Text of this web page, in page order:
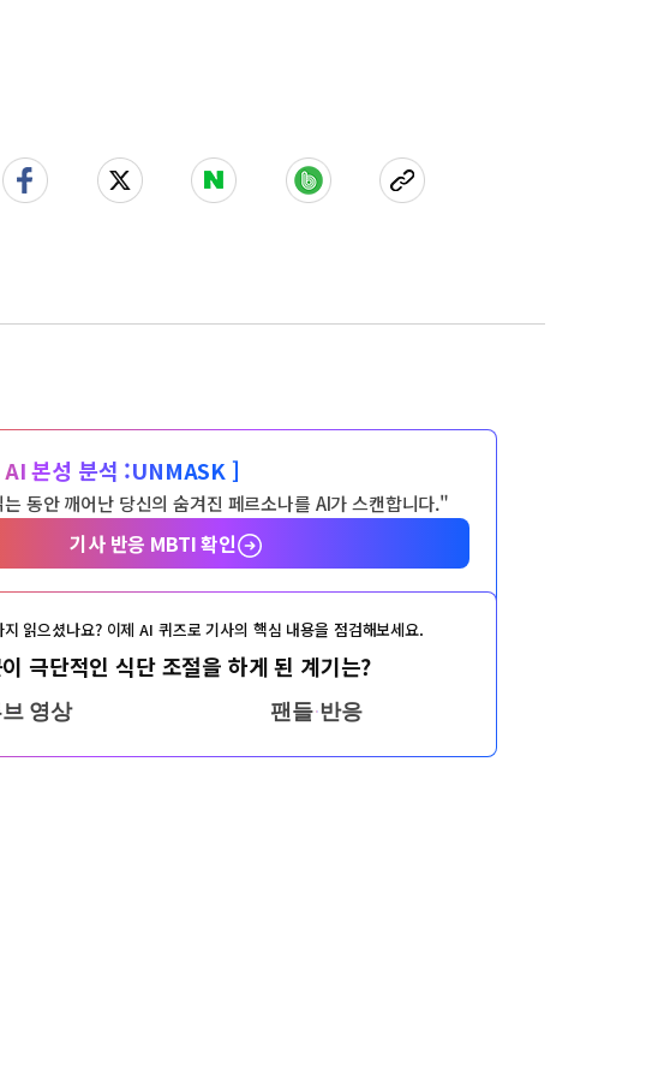
본성 분석 :UNMASK ]
동안 깨어난 당신의 숨겨진 페르소나를 AI가 스캔합니다."
기사 반응 MBTI 확인
읽으셨나요? 이제 AI 퀴즈로 기사의 핵심 내용을 점검해보세요.
극단적인 식단 조절을 하게 된 계기는?
영상 팬들 반응